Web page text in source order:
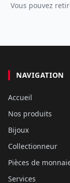
Vous pouvez
NAVIGATION
Accueil
Nos produits
Bijoux
Collectionneur
Pièces de
Services